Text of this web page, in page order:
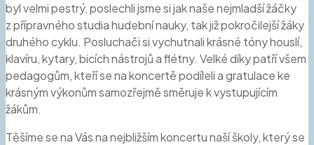
byl velmi pestrý, poslechli jsme si jak naše nejmladší žáčky
z přípravného studia hudební nauky, tak již pokročilejší žáky
druhého cyklu. Posluchači si vychutnali krásné tóny houslí,
klavíru, kytary, bicích nástrojů a flétny. Velké díky patří všem
pedagogům, kteří se na koncertě podíleli a gratulace ke
krásným výkonům samozřejmě směruje k vystupujícím
žákům.
Těšíme se na Vás na nejbližším koncertu naší školy, který se